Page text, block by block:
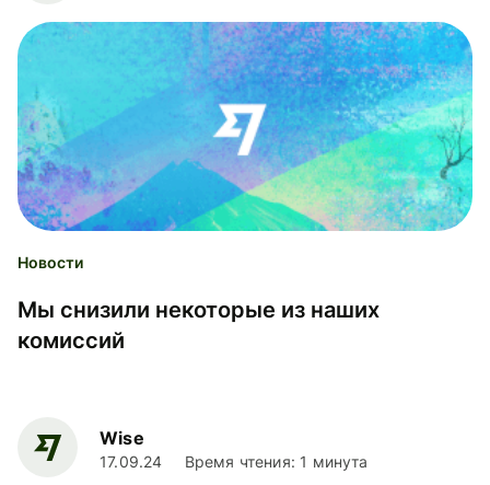
Новости
Мы снизили некоторые из наших
комиссий
Wise
17.09.24 Время чтения: 1 минута